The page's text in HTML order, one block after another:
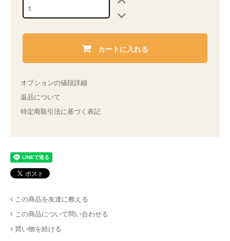
カートに入れる
オプションの値段詳細
返品について
特定商取引法に基づく表記
この商品を友達に教える
この商品について問い合わせる
買い物を続ける